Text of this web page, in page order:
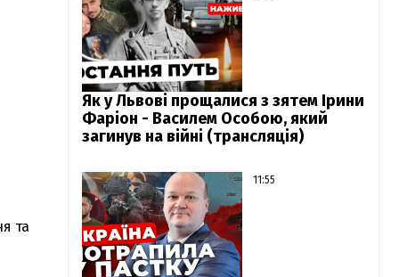
та
Як у Львові прощалися з зятем Ірини
Фаріон - Василем Особою, який
загинув на війні (трансляція)
11:55